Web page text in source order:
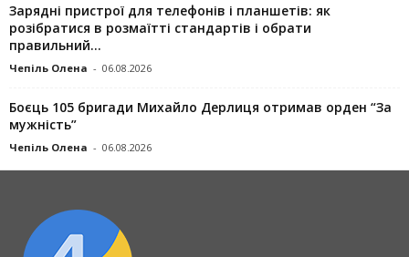
Зарядні пристрої для телефонів і планшетів: як
розібратися в розмаїтті стандартів і обрати
правильний...
Чепіль Олена - 06.08.2026
Боєць 105 бригади Михайло Дерлиця отримав орден “За
мужність”
Чепіль Олена - 06.08.2026